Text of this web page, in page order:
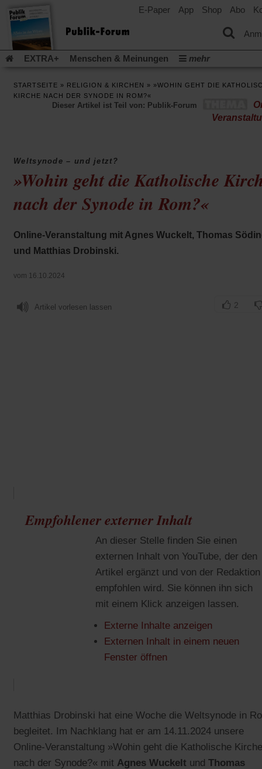
E-Paper App Shop Abo
EXTRA+ Menschen & Meinungen
mehr
Aufstehen & Handeln
Rezensionen
Edition Dossier Weisheitsletter
Urlaub und Nichtstun (Öffnet
in
einem
neuen
Gefährlicher Reichtum
einem
neuen
Tab)
Gleichberechtigung
Künstliche Intelligenz (Öffnet
in
neuen
Was gibt
Krieg und Frieden(Öffnet
in
einem
Tab)
Gott neu denken Krieg in der Ukraine
Flucht und Migration
Video-Podcast »Veranstaltungen«
STARTSEITE » RELIGION & KIRCHEN » »WOHIN GEHT DIE
KIRCHE NACH DER SYNODE IN ROM?«
Dieser Artikel ist Teil von: Publik-Forum
Weltsynode – und jetzt?
»Wohin geht die Katholische
nach der Synode in Rom?«
Online-Veranstaltung mit Agnes Wuckelt, Thomas
und Matthias Drobinski.
vom 16.10.2024
Artikel vorlesen lassen 2
Empfohlener externer Inhalt
An dieser Stelle finden Sie einen
externen Inhalt von YouTube, der den
Artikel ergänzt und von der Redaktion
empfohlen wird. Sie können ihn sich
mit einem Klick anzeigen lassen.
Externe Inhalte anzeigen
Externen Inhalt in einem neuen
Fenster öffnen
Tab)
Matthias Drobinski hat eine Woche die Weltsynode in
begleitet. Im Nachklang hat er am 14.11.2024 unsere
Online-Veranstaltung »Wohin geht die Katholische Kirche
nach der Synode?« mit Agnes Wuckelt und Thomas